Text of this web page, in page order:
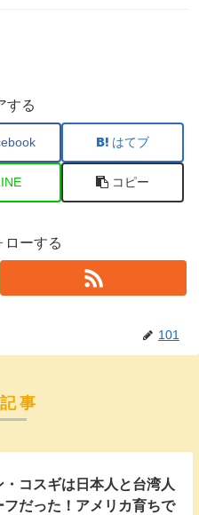
する
はてブ
コピー
ローする
101
事
・コスギは日本人と台湾人
フだった！アメリカ育ちで